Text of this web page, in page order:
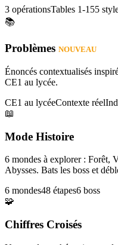
3 opérationsTables 1-155
📚
Problèmes NOUVEAU
Énoncés contextualisés
CE1 au lycée.
CE1 au lycéeContexte réel
📖
Mode Histoire
6 mondes à explorer : Forêt,
Abysses. Bats les boss et
6 mondes48 étapes6 boss
🧩
Chiffres Croisés